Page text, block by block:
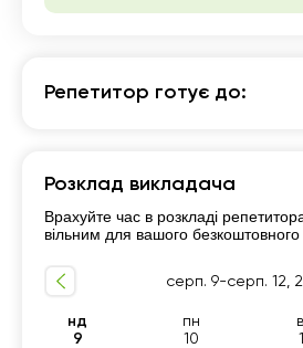
Репетитор готує до:
7 - 9-й класи Підготовка до
Підготовка до школи 1 - 4-й
5 - 6-й класи Підготовка до ДПА
Для дітей
Розклад викладача
Врахуйте час в розкладі
вільним для вашого
серп. 9-серп. 12,
нд
9
пн
10